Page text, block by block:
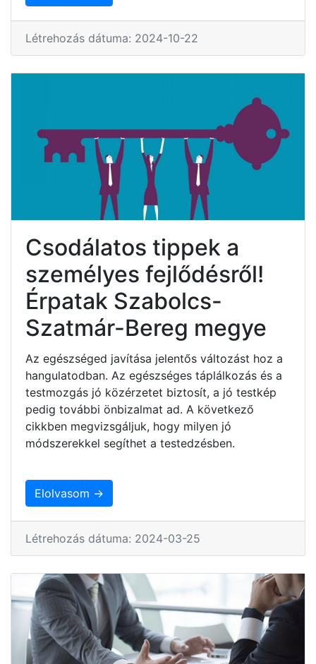
Létrehozás dátuma: 2024-10-22
Csodálatos tippek a
személyes fejlődésről!
Érpatak Szabolcs-
Szatmár-Bereg megye
Az egészséged javítása jelentős változást hoz a
hangulatodban. Az egészséges táplálkozás és a
testmozgás jó közérzetet biztosít, a jó testkép
pedig további önbizalmat ad. A következő
cikkben megvizsgáljuk, hogy milyen jó
módszerekkel segíthet a testedzésben.
Elolvasom →
Létrehozás dátuma: 2024-03-25